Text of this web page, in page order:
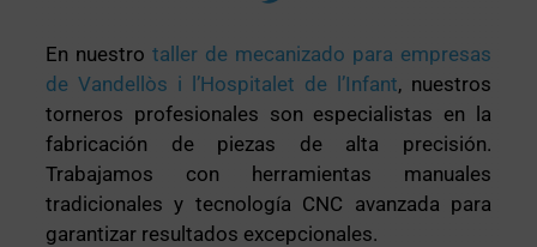
En nuestrotaller de mecanizado para empresas
de Vandellòs i l’Hospitalet de l’Infant, nuestros
torneros profesionales son especialistas en la
fabricación de piezas de alta precisión.
Trabajamos con herramientas manuales
tradicionales y tecnología CNC avanzada para
garantizar resultados excepcionales.